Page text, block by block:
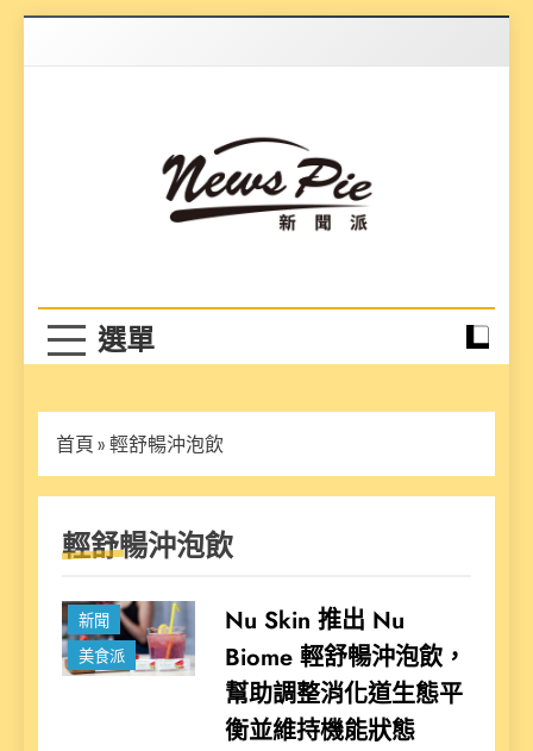
首頁 » 輕舒暢沖泡飲
輕舒暢沖泡飲
新聞
美食派
Nu Skin 推出 Nu
Biome 輕舒暢沖泡飲，
幫助調整消化道生態平
衡並維持機能狀態